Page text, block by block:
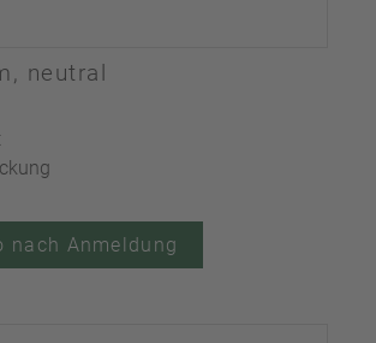
neutral
nach Anmeldung